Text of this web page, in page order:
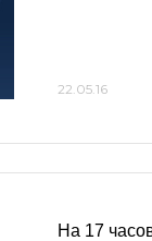
22.05.16
На 17